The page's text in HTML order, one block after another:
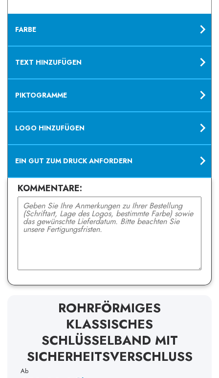
FARBE
TEXT HINZUFÜGEN
PIKTOGRAMME
LOGO HINZUFÜGEN
EIN GUT ZUM DRUCK ANFORDERN
KOMMENTARE:
ROHRFÖRMIGES
KLASSISCHES
SCHLÜSSELBAND MIT
SICHERHEITSVERSCHLUSS
Ab